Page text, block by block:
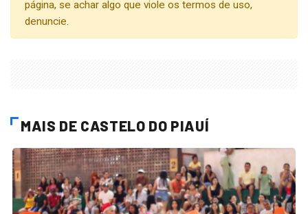
página, se achar algo que viole os termos de uso,
denuncie.
MAIS DE CASTELO DO PIAUÍ